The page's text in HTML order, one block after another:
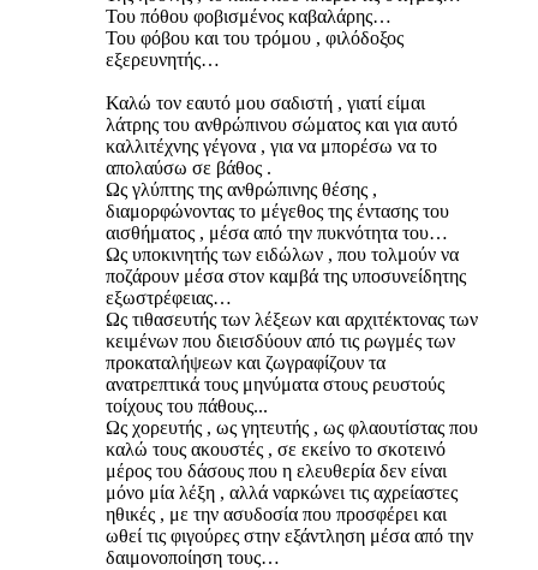
Του πόθου φοβισμένος καβαλάρης…
Του φόβου και του τρόμου , φιλόδοξος
εξερευνητής…
Καλώ τον εαυτό μου σαδιστή , γιατί είμαι
λάτρης του ανθρώπινου σώματος και για αυτό
καλλιτέχνης γέγονα , για να μπορέσω να το
απολαύσω σε βάθος .
Ως γλύπτης της ανθρώπινης θέσης ,
διαμορφώνοντας το μέγεθος της έντασης του
αισθήματος , μέσα από την πυκνότητα του…
Ως υποκινητής των ειδώλων , που τολμούν να
ποζάρουν μέσα στον καμβά της υποσυνείδητης
εξωστρέφειας…
Ως τιθασευτής των λέξεων και αρχιτέκτονας των
κειμένων που διεισδύουν από τις ρωγμές των
προκαταλήψεων και ζωγραφίζουν τα
ανατρεπτικά τους μηνύματα στους ρευστούς
τοίχους του πάθους...
Ως χορευτής , ως γητευτής , ως φλαουτίστας που
καλώ τους ακουστές , σε εκείνο το σκοτεινό
μέρος του δάσους που η ελευθερία δεν είναι
μόνο μία λέξη , αλλά ναρκώνει τις αχρείαστες
ηθικές , με την ασυδοσία που προσφέρει και
ωθεί τις φιγούρες στην εξάντληση μέσα από την
δαιμονοποίηση τους…